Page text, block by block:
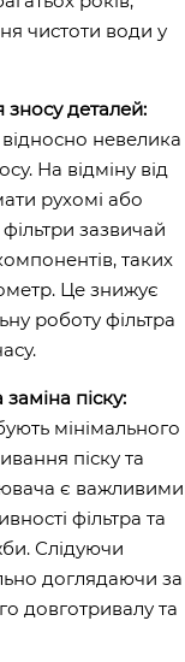
чистоти води у
зносу деталей:
невелика
На відміну від
рухомі або
зазвичай
таких
Це знижує
роботу фільтра
піску:
мінімального
піску та
є важливими
фільтра та
Слідуючи
доглядаючи за
довготривалу та